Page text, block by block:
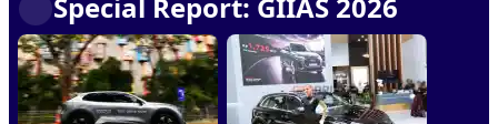
Special Report: GIIAS 2026